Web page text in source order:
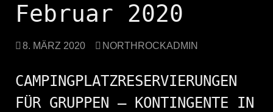
Februar 2020
8. MÄRZ 2020 NORTHROCKADMIN
CAMPINGPLATZRESERVIERUNGEN
FÜR GRUPPEN – KONTINGENTE IN